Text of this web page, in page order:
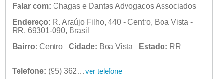
Falar com: Chagas e Dantas Advogados Associados
Endereço: R. Araújo Filho, 440 - Centro, Boa Vista -
RR, 69301-090, Brasil
Bairro: Centro Cidade: Boa Vista Estado: RR
Telefone: (95) 3623-2630 ver telefone